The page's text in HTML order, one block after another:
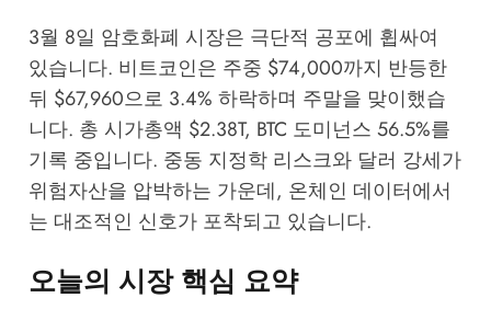
3월 8일 암호화폐 시장은 극단적 공포에 휩싸여
있습니다. 비트코인은 주중 $74,000까지 반등한
뒤 $67,960으로 3.4% 하락하며 주말을 맞이했습
니다. 총 시가총액 $2.38T, BTC 도미넌스 56.5%를
기록 중입니다. 중동 지정학 리스크와 달러 강세가
위험자산을 압박하는 가운데, 온체인 데이터에서
는 대조적인 신호가 포착되고 있습니다.
오늘의 시장 핵심 요약